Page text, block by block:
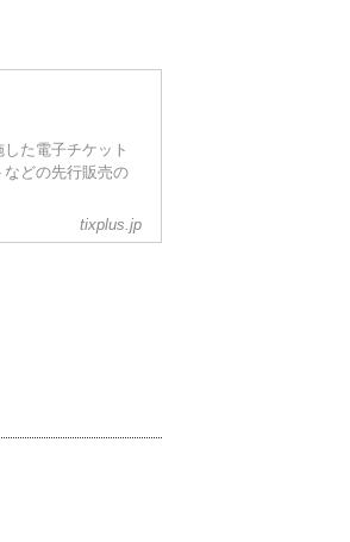
た電子チケット
どの先行販売の
tixplus.jp